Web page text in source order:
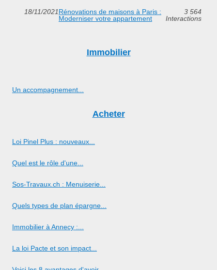
18/11/2021Rénovations de maisons à Paris :
Moderniser votre appartement
3 564
Interactions
Immobilier
Un accompagnement...
Acheter
Loi Pinel Plus : nouveaux...
Quel est le rôle d'une...
Sos-Travaux.ch : Menuiserie...
Quels types de plan épargne...
Immobilier à Annecy :...
La loi Pacte et son impact...